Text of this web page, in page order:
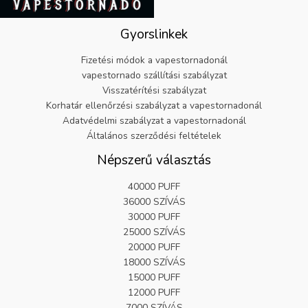
9
.
Gyorslinkek
Fizetési módok a vapestornadonál
vapestornado szállítási szabályzat
Visszatérítési szabályzat
Korhatár ellenőrzési szabályzat a vapestornadonál
Adatvédelmi szabályzat a vapestornadonál
Általános szerződési feltételek
Népszerű választás
40000 PUFF
36000 SZÍVÁS
30000 PUFF
25000 SZÍVÁS
20000 PUFF
18000 SZÍVÁS
15000 PUFF
12000 PUFF